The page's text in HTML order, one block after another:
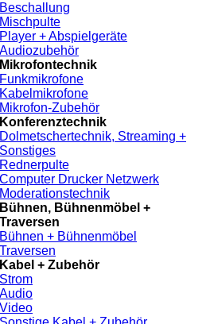
Beschallung
Mischpulte
Player + Abspielgeräte
Audiozubehör
Mikrofontechnik
Funkmikrofone
Kabelmikrofone
Mikrofon-Zubehör
Konferenztechnik
Dolmetschertechnik, Streaming +
Sonstiges
Rednerpulte
Computer Drucker Netzwerk
Moderationstechnik
Bühnen, Bühnenmöbel +
Traversen
Bühnen + Bühnenmöbel
Traversen
Kabel + Zubehör
Strom
Audio
Video